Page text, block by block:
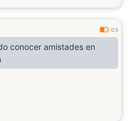
0.5
conocer amistades en